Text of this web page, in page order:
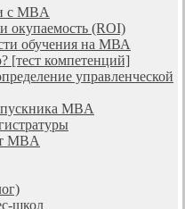
с MBA
(ROI)
обучения на МВА
[тест компетенций]
управленческой
MBA
MBA
школ